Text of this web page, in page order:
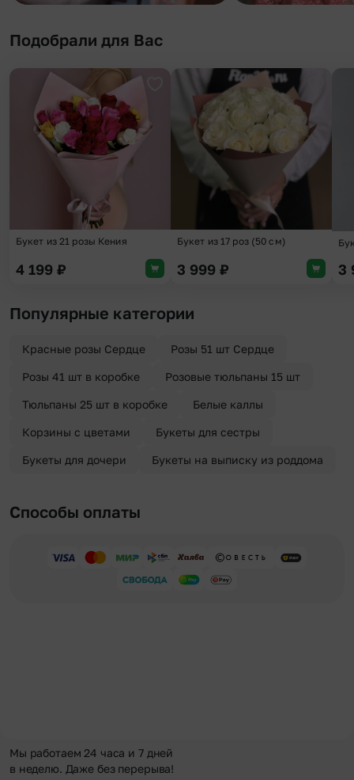
Подобрали для Вас
Добавить в избранное
Букет из 21 розы Кения
4 199 ₽
Букет из 17 роз (50 см)
3 999 ₽ 3
Популярные категории
Красные розы Сердце Розы 51 шт Сердце
Розы 41 шт в коробке Розовые тюльпаны 15 шт
Тюльпаны 25 шт в коробке Белые каллы
Корзины с цветами Букеты для сестры
Букеты для дочери Букеты на выписку из роддома
Способы оплаты
Мы работаем 24 часа и 7 дней
в неделю. Даже без перерыва!